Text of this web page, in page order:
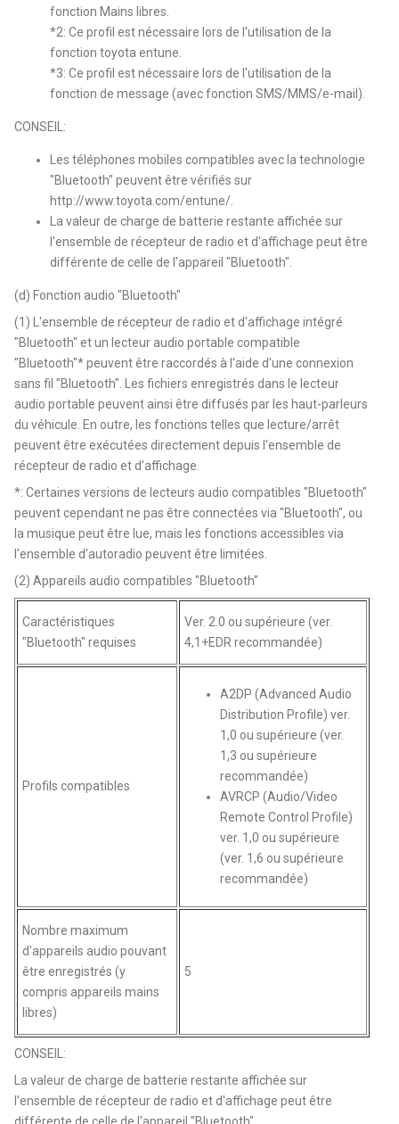
fonction Mains libres.
*2: Ce profil est nécessaire lors de l'utilisation de la
fonction toyota entune.
*3: Ce profil est nécessaire lors de l'utilisation de la
fonction de message (avec fonction SMS/MMS/e-mail).
CONSEIL:
Les téléphones mobiles compatibles avec la technologie
"Bluetooth" peuvent être vérifiés sur
http://www.toyota.com/entune/.
La valeur de charge de batterie restante affichée sur
l'ensemble de récepteur de radio et d'affichage peut être
différente de celle de l'appareil "Bluetooth".
(d) Fonction audio "Bluetooth"
(1) L'ensemble de récepteur de radio et d'affichage intégré
"Bluetooth" et un lecteur audio portable compatible
"Bluetooth"* peuvent être raccordés à l'aide d'une connexion
sans fil "Bluetooth". Les fichiers enregistrés dans le lecteur
audio portable peuvent ainsi être diffusés par les haut-parleurs
du véhicule. En outre, les fonctions telles que lecture/arrêt
peuvent être exécutées directement depuis l'ensemble de
récepteur de radio et d'affichage.
*: Certaines versions de lecteurs audio compatibles "Bluetooth"
peuvent cependant ne pas être connectées via "Bluetooth", ou
la musique peut être lue, mais les fonctions accessibles via
l'ensemble d'autoradio peuvent être limitées.
(2) Appareils audio compatibles "Bluetooth"
Caractéristiques
"Bluetooth" requises
Ver. 2.0 ou supérieure (ver.
4,1+EDR recommandée)
Profils compatibles
A2DP (Advanced Audio
Distribution Profile) ver.
1,0 ou supérieure (ver.
1,3 ou supérieure
recommandée)
AVRCP (Audio/Video
Remote Control Profile)
ver. 1,0 ou supérieure
(ver. 1,6 ou supérieure
recommandée)
Nombre maximum
d'appareils audio pouvant
être enregistrés (y
compris appareils mains
libres)
5
CONSEIL:
La valeur de charge de batterie restante affichée sur
l'ensemble de récepteur de radio et d'affichage peut être